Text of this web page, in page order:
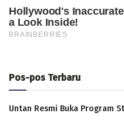
Pos-pos Terbaru
Untan Resmi Buka Program